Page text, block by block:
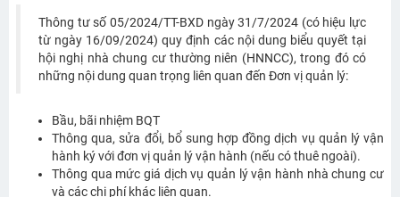
Thông tư số 05/2024/TT-BXD ngày 31/7/2024 (có hiệu lực
từ ngày 16/09/2024) quy định các nội dung biểu quyết tại
hội nghị nhà chung cư thường niên (HNNCC), trong đó có
những nội dung quan trọng liên quan đến Đơn vị quản lý:
Bầu, bãi nhiệm BQT
Thông qua, sửa đổi, bổ sung hợp đồng dịch vụ quản lý vận
hành ký với đơn vị quản lý vận hành (nếu có thuê ngoài).
Thông qua mức giá dịch vụ quản lý vận hành nhà chung cư
và các chi phí khác liên quan.